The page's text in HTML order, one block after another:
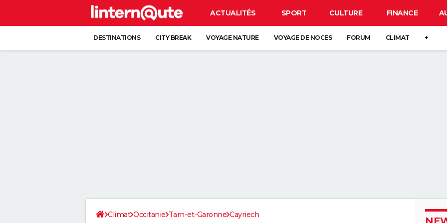
ACTUALITÉS SPORT CULTURE FINANCE
DESTINATIONS CITY BREAK VOYAGE NATURE VOYAGE DE NOCES FORUM CLIMAT +
Climat Occitanie Tarn-et-Garonne Cayriech